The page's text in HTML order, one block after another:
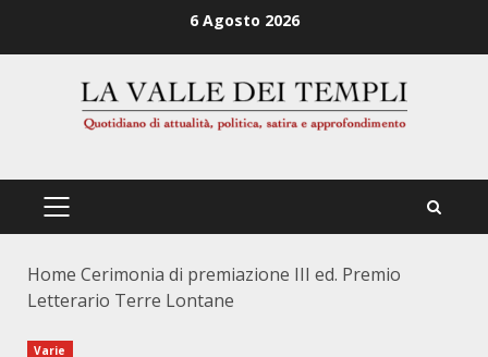
6 Agosto 2026
PRIMÄRES
Home Cerimonia di premiazione III ed. Premio
Letterario Terre Lontane
Varie